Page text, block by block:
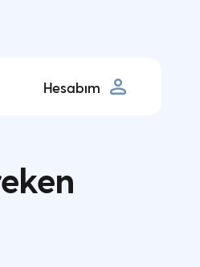
Hesabım